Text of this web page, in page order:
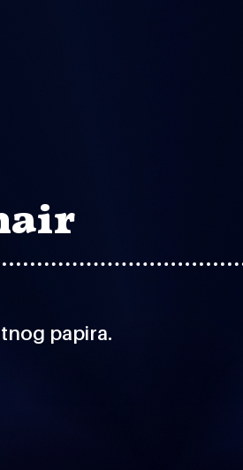
papira.